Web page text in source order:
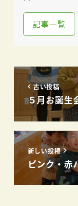
記事一覧
古い投稿
５月お誕生
新しい投稿
ピンク・赤